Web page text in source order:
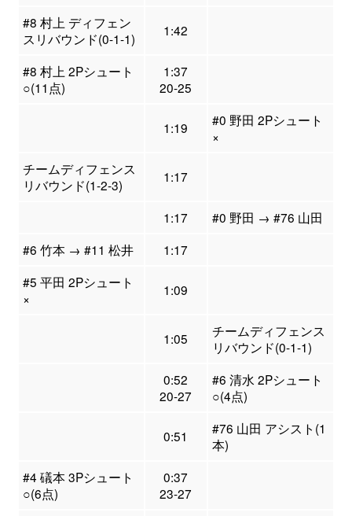
#8 村上 ディフェン
スリバウンド(0-1-1)
1:42
#8 村上 2Pシュート
○(11点)
1:37
20-25
1:19
#0 野田 2Pシュート
×
チームディフェンス
リバウンド(1-2-3)
1:17
1:17
#0 野田 → #76 山田
#6 竹本 → #11 松井
1:17
#5 平田 2Pシュート
×
1:09
1:05
チームディフェンス
リバウンド(0-1-1)
0:52
20-27
#6 清水 2Pシュート
○(4点)
0:51
#76 山田 アシスト(1
本)
#4 礒本 3Pシュート
○(6点)
0:37
23-27